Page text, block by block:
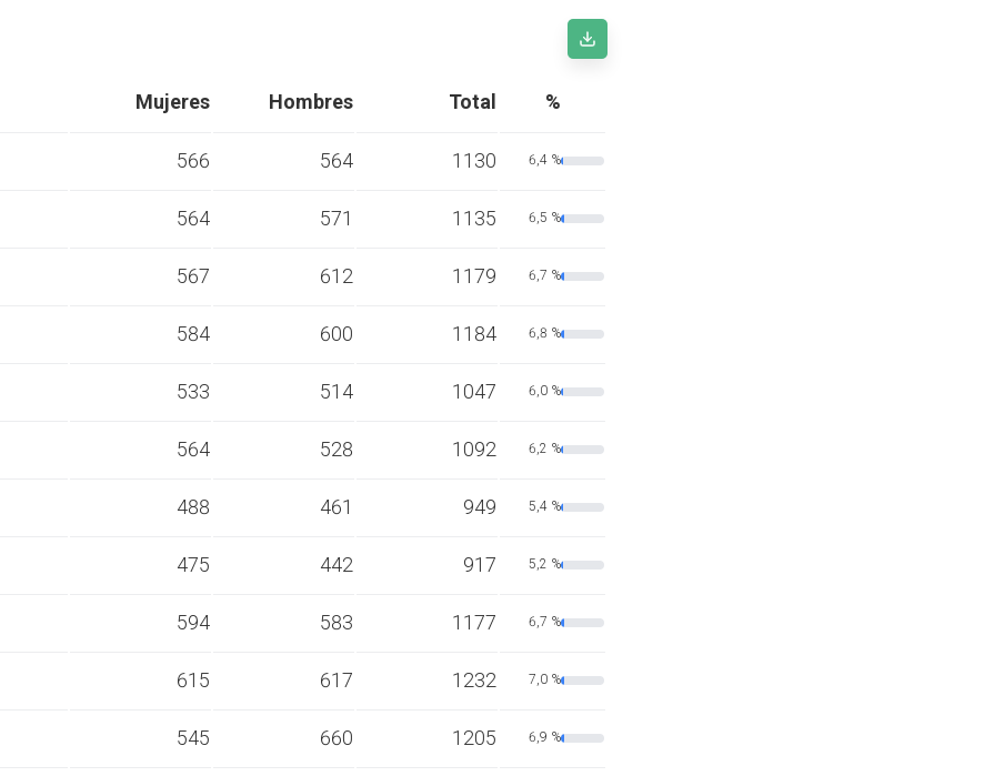
Mujeres Hombres Total %
566 564 1130 6,4 %
564 571 1135 6,5 %
567 612 1179 6,7 %
584 600 1184 6,8 %
533 514 1047 6,0 %
564 528 1092 6,2 %
488 461 949 5,4 %
475 442 917 5,2 %
594 583 1177 6,7 %
615 617 1232 7,0 %
545 660 1205 6,9 %